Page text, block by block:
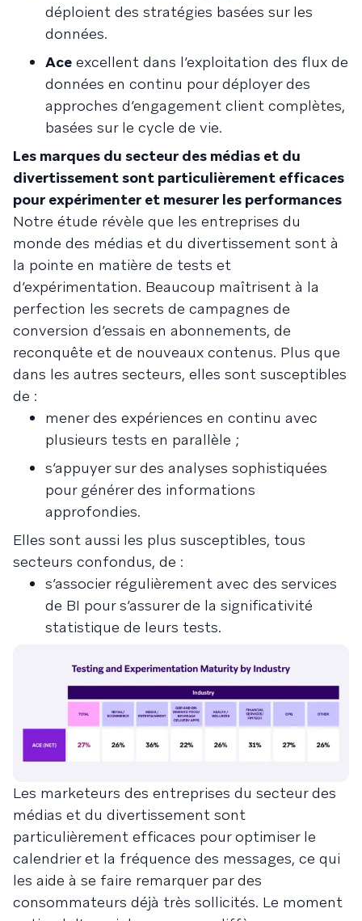
déploient des stratégies basées sur les
données.
Ace excellent dans l’exploitation des flux de
données en continu pour déployer des
approches d’engagement client complètes,
basées sur le cycle de vie.
Les marques du secteur des médias et du
divertissement sont particulièrement efficaces
pour expérimenter et mesurer les performances
Notre étude révèle que les entreprises du
monde des médias et du divertissement sont à
la pointe en matière de tests et
d’expérimentation. Beaucoup maîtrisent à la
perfection les secrets de campagnes de
conversion d’essais en abonnements, de
reconquête et de nouveaux contenus. Plus que
dans les autres secteurs, elles sont susceptibles
de :
mener des expériences en continu avec
plusieurs tests en parallèle ;
s’appuyer sur des analyses sophistiquées
pour générer des informations
approfondies.
Elles sont aussi les plus susceptibles, tous
secteurs confondus, de :
s’associer régulièrement avec des services
de BI pour s’assurer de la significativité
statistique de leurs tests.
Les marketeurs des entreprises du secteur des
médias et du divertissement sont
particulièrement efficaces pour optimiser le
calendrier et la fréquence des messages, ce qui
les aide à se faire remarquer par des
consommateurs déjà très sollicités. Le moment